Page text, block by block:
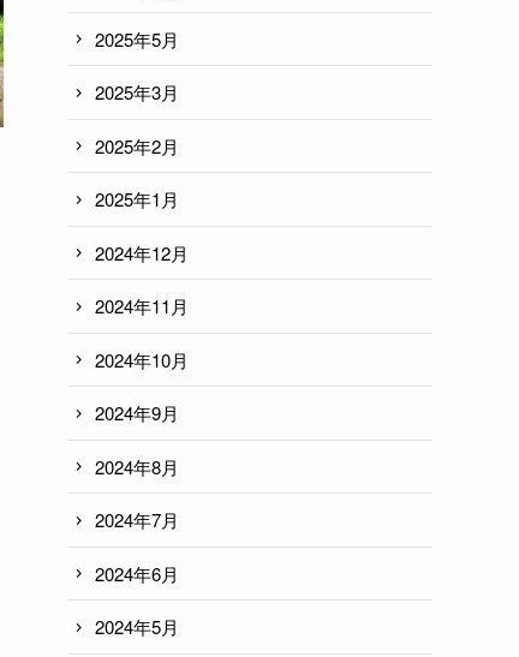
2025年5月
2025年3月
2025年2月
2025年1月
2024年12月
2024年11月
2024年10月
2024年9月
2024年8月
2024年7月
2024年6月
2024年5月